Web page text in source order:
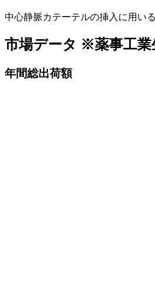
中心静脈カテーテルの挿入に用い
市場データ ※薬事工業
年間総出荷額